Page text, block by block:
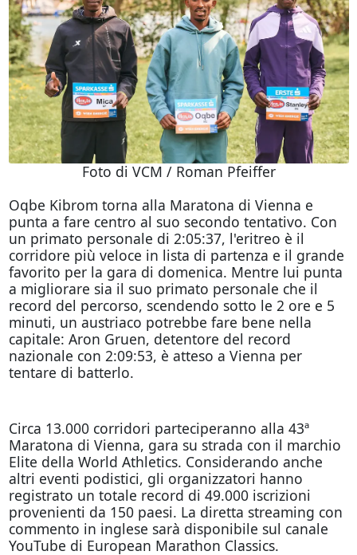
Foto di VCM / Roman Pfeiffer
Oqbe Kibrom torna alla Maratona di Vienna e
punta a fare centro al suo secondo tentativo. Con
un primato personale di 2:05:37, l'eritreo è il
corridore più veloce in lista di partenza e il grande
favorito per la gara di domenica. Mentre lui punta
a migliorare sia il suo primato personale che il
record del percorso, scendendo sotto le 2 ore e 5
minuti, un austriaco potrebbe fare bene nella
capitale: Aron Gruen, detentore del record
nazionale con 2:09:53, è atteso a Vienna per
tentare di batterlo.
Circa 13.000 corridori parteciperanno alla 43ª
Maratona di Vienna, gara su strada con il marchio
Elite della World Athletics. Considerando anche
altri eventi podistici, gli organizzatori hanno
registrato un totale record di 49.000 iscrizioni
provenienti da 150 paesi. La diretta streaming con
commento in inglese sarà disponibile sul canale
YouTube di European Marathon Classics.